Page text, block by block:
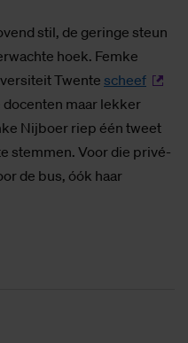
stil, de geringe steun
hoek. Femke
Twente scheef
docenten maar lekker
Nijboer riep één tweet
stemmen. Voor die privé-
de bus, óók haar